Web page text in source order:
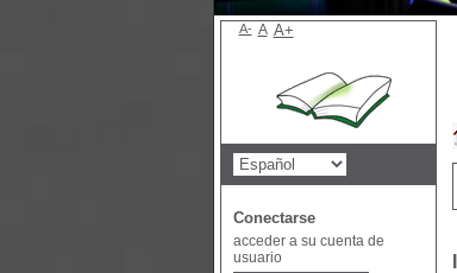
A- A A+
Conectarse
acceder a su cuenta de
usuario